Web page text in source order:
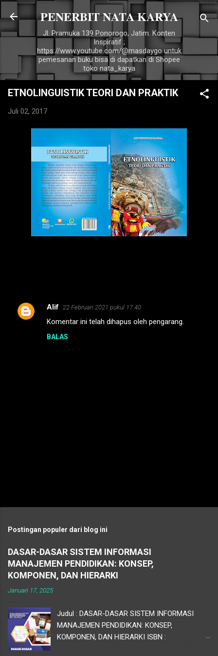
Langsung ke konten utama
PENERBIT NATA KARYA
Jl. Pramuka 139 Ponorogo, Jatim. Konten
Inspiratif ;
https://www.youtube.com/@masdaygo untuk
pemesanan buku bisa di dapatkan di Shopee
toko nata_karya
ETNOLINGUISTIK TEORI DAN PRAKTIK
Juli 02, 2017
K
Alif 22 Februari 2021 pukul 17.40
Komentar ini telah dihapus oleh pengarang.
BALAS
t
n
g
K
o
e
t
a
r
Postingan populer dari blog ini
DASAR-DASAR SISTEM INFORMASI
MANAJEMEN PENDIDIKAN: KONSEP,
KOMPONEN, DAN HIERARKI
Januari 17, 2025
Judul : DASAR-DASAR SISTEM INFORMASI
MANAJEMEN PENDIDIKAN: KONSEP,
KOMPONEN, DAN HIERARKI ISBN :